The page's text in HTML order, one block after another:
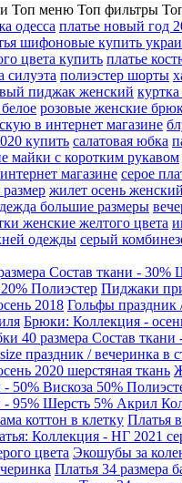
Топ меню Топ фильтры
одесса платье новый год
шифоновые купить
цвета купить платье
силуэта полиэстер шорты
пиджак женский
розовые женские
в интернет магазине
купить салатовая юбка
майки с коротким рукавом
магазине серое
жилет осень
большие размеры
женские желтого цвета
одежды серый
Состав ткани - 30%
Полиэстер Пиджаки
2018 Гольфы праздник
Брюки: Коллекция -
40 размера Состав ткани
праздник / вечеринка в
2020 шерстяная ткань
- 50% Вискоза 50%
- 95% Шерсть 5% Акрил
коттон в клетку Платья
Коллекция - НГ 2021
цвета Экошубы за
Платья 34 размера